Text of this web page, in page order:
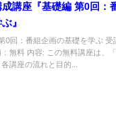
講座『基礎編 第0回：
』
0回：番組企画の基礎を学ぶ 受
無料 内容: この無料講座は、
講座の流れと目的...